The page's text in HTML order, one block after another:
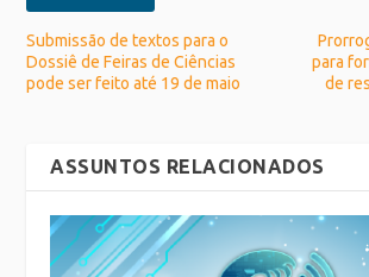
Submissão de textos para o
Dossiê de Feiras de Ciências
pode ser feito até 19 de maio
para
de
ASSUNTOS RELACIONADOS